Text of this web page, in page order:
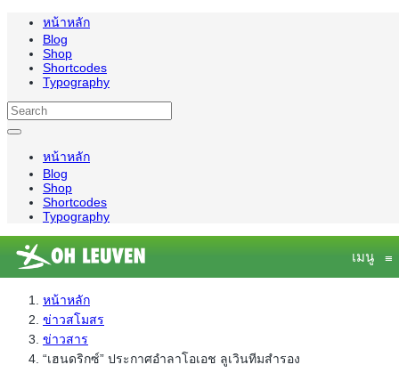
หน้าหลัก
Blog
Shop
Shortcodes
Typography
หน้าหลัก
Blog
Shop
Shortcodes
Typography
เมนู ≡
หน้าหลัก
ข่าวสโมสร
ข่าวสาร
“เฮนดริกซ์” ประกาศอำลาโอเอช ลูเวินทีมสำรอง